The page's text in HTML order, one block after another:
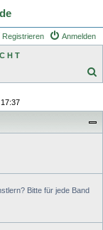
Anmelden
Registrieren
H T
Bitte für jede Band